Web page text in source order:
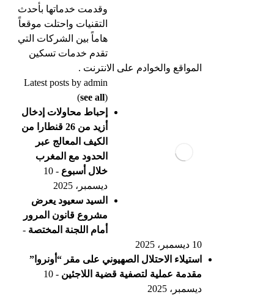
وقدمت خدماتها بأحدث
التقنيات واحتلت موقعاً
هاماً بين الشركات التي
تقدم خدمات تسكين
المواقع والخوادم على الانترنت .
Latest posts by admin
(see all)
إحباط محاولات إدخال
أزيد من 26 قنطارا من
الكيف المعالج عبر
الحدود مع المغرب
خلال أسبوع
- 10
ديسمبر، 2025
السيد سعيود يعرض
مشروع قانون المرور
أمام اللجنة المختصة -
10 ديسمبر، 2025
استيلاء الاحتلال الصهيوني على مقر “أونروا”
مقدمة عملية لتصفية قضية اللاجئين
- 10
ديسمبر، 2025